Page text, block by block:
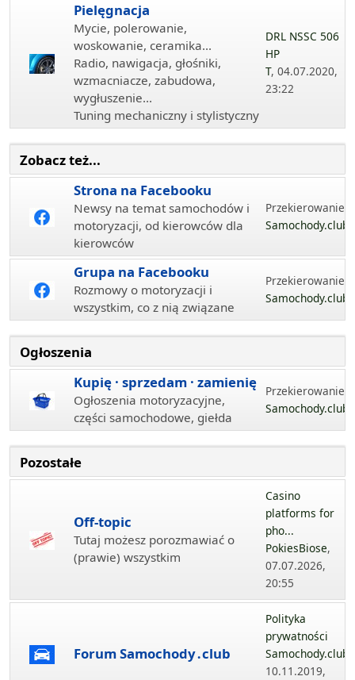
Pielęgnacja
Mycie, polerowanie,
woskowanie, ceramika...
Radio, nawigacja, głośniki,
wzmacniacze, zabudowa,
wygłuszenie...
Tuning mechaniczny i stylistyczny
DRL NSSC 506
HP
T, 04.07.2020,
23:22
Zobacz też...
Strona na Facebooku
Newsy na temat samochodów i
motoryzacji, od kierowców dla
kierowców
Przekierowanie...
Samochody.club
Grupa na Facebooku
Rozmowy o motoryzacji i
wszystkim, co z nią związane
Przekierowanie...
Samochody.club
Ogłoszenia
Kupię · sprzedam · zamienię
Ogłoszenia motoryzacyjne,
części samochodowe, giełda
Przekierowanie...
Samochody.club
Pozostałe
Off-topic
Tutaj możesz porozmawiać o
(prawie) wszystkim
Casino
platforms for
pho...
PokiesBiose,
07.07.2026,
20:55
Forum Samochody․club
Polityka
prywatności
Samochody.club
10.11.2019,